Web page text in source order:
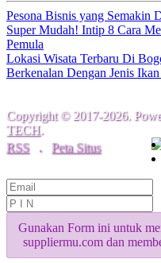
Pesona Bisnis yang Semakin
Super Mudah! Intip 8 Cara
Pemula
Lokasi Wisata Terbaru Di
Berkenalan Dengan Jenis
Copyright © 2017-2026.
TECH.
RSS
. Peta Situs
Gunakan Form ini untuk
suppliermu.com dan